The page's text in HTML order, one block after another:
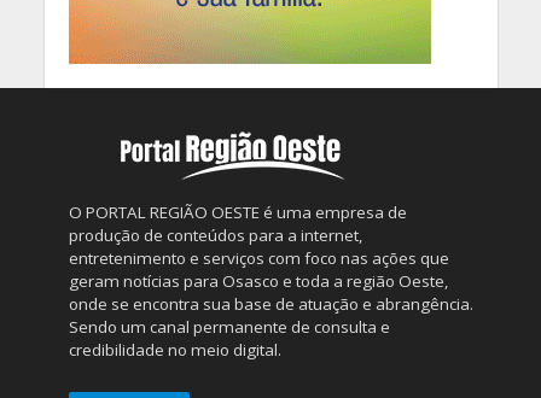
O PORTAL REGIÃO OESTE é uma empresa de
produção de conteúdos para a internet,
entretenimento e serviços com foco nas ações que
geram notícias para Osasco e toda a região Oeste,
onde se encontra sua base de atuação e abrangência.
Sendo um canal permanente de consulta e
credibilidade no meio digital.